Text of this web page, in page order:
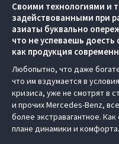
Своими технологиями и
задействованными при
азиаты буквально
что не успеваешь
как продукция
Любопытно, что даже
что им вздумается в
кризиса, уже не смотрят в
и прочих Mercedes-Benz,
более экстравагантное.
плане динамики и комфорта.